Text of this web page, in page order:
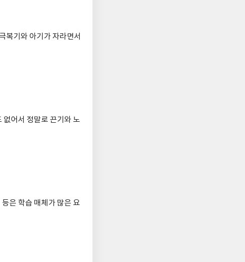
복기와 아기가 자라면서
없어서 정말로 끈기와 노
은 학습 매체가 많은 요